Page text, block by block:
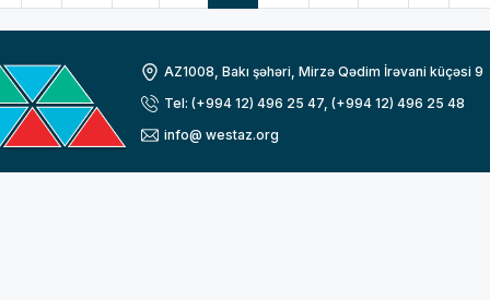
AZ1008, Bakı şəhəri, Mirzə Qədim İrəvani küçəsi 9
Tel: (+994 12) 496 25 47, (+994 12) 496 25 48
info@ westaz.org